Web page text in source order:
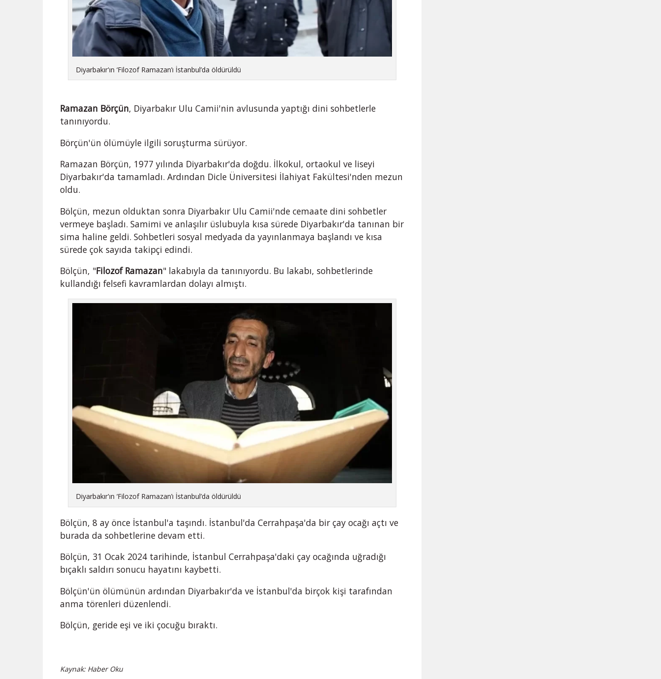
Diyarbakır'ın ‘Filozof Ramazan’ı İstanbul’da öldürüldü
Ramazan Börçün, Diyarbakır Ulu Camii'nin avlusunda yaptığı dini sohbetlerle
tanınıyordu.
Börçün'ün ölümüyle ilgili soruşturma sürüyor.
Ramazan Börçün, 1977 yılında Diyarbakır'da doğdu. İlkokul, ortaokul ve liseyi
Diyarbakır'da tamamladı. Ardından Dicle Üniversitesi İlahiyat Fakültesi'nden mezun
oldu.
Bölçün, mezun olduktan sonra Diyarbakır Ulu Camii'nde cemaate dini sohbetler
vermeye başladı. Samimi ve anlaşılır üslubuyla kısa sürede Diyarbakır'da tanınan bir
sima haline geldi. Sohbetleri sosyal medyada da yayınlanmaya başlandı ve kısa
sürede çok sayıda takipçi edindi.
Bölçün, "Filozof Ramazan" lakabıyla da tanınıyordu. Bu lakabı, sohbetlerinde
kullandığı felsefi kavramlardan dolayı almıştı.
Diyarbakır'ın ‘Filozof Ramazan’ı İstanbul’da öldürüldü
Bölçün, 8 ay önce İstanbul'a taşındı. İstanbul'da Cerrahpaşa'da bir çay ocağı açtı ve
burada da sohbetlerine devam etti.
Bölçün, 31 Ocak 2024 tarihinde, İstanbul Cerrahpaşa'daki çay ocağında uğradığı
bıçaklı saldırı sonucu hayatını kaybetti.
Bölçün'ün ölümünün ardından Diyarbakır'da ve İstanbul'da birçok kişi tarafından
anma törenleri düzenlendi.
Bölçün, geride eşi ve iki çocuğu bıraktı.
Kaynak: Haber Oku